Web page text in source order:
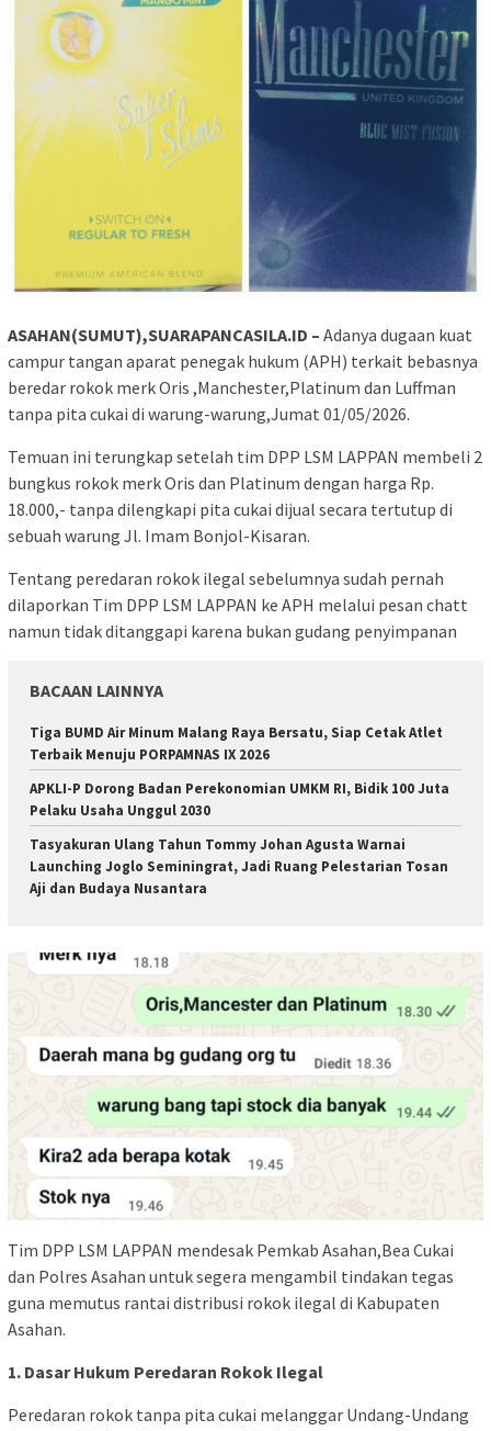
ASAHAN(SUMUT),SUARAPANCASILA.ID – Adanya dugaan kuat
campur tangan aparat penegak hukum (APH) terkait bebasnya
beredar rokok merk Oris ,Manchester,Platinum dan Luffman
tanpa pita cukai di warung-warung,Jumat 01/05/2026.
Temuan ini terungkap setelah tim DPP LSM LAPPAN membeli 2
bungkus rokok merk Oris dan Platinum dengan harga Rp.
18.000,- tanpa dilengkapi pita cukai dijual secara tertutup di
sebuah warung Jl. Imam Bonjol-Kisaran.
Tentang peredaran rokok ilegal sebelumnya sudah pernah
dilaporkan Tim DPP LSM LAPPAN ke APH melalui pesan chatt
namun tidak ditanggapi karena bukan gudang penyimpanan
BACAAN LAINNYA
Tiga BUMD Air Minum Malang Raya Bersatu, Siap Cetak Atlet
Terbaik Menuju PORPAMNAS IX 2026
APKLI-P Dorong Badan Perekonomian UMKM RI, Bidik 100 Juta
Pelaku Usaha Unggul 2030
Tasyakuran Ulang Tahun Tommy Johan Agusta Warnai
Launching Joglo Seminingrat, Jadi Ruang Pelestarian Tosan
Aji dan Budaya Nusantara
Tim DPP LSM LAPPAN mendesak Pemkab Asahan,Bea Cukai
dan Polres Asahan untuk segera mengambil tindakan tegas
guna memutus rantai distribusi rokok ilegal di Kabupaten
Asahan.
1. Dasar Hukum Peredaran Rokok Ilegal
Peredaran rokok tanpa pita cukai melanggar Undang-Undang